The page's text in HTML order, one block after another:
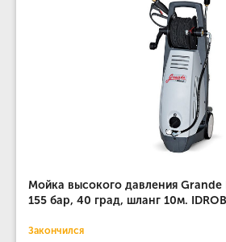
Мойка высокого давления
155 бар, 40 град, шланг 10м.
Закончился